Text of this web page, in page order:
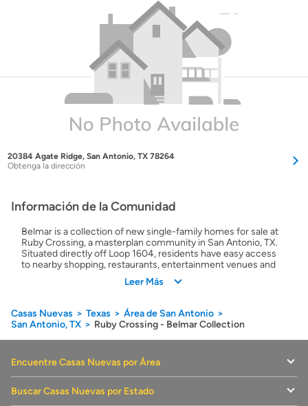
20384 Agate Ridge, San Antonio, TX 78264
Obtenga la dirección
Información de la Comunidad
Belmar is a collection of new single-family homes for sale at
Ruby Crossing, a masterplan community in San Antonio, TX.
Situated directly off Loop 1604, residents have easy access
to nearby shopping, restaurants, entertainment venues and
more. Plus, students in the community will attend schools in
the highly respected Southside ISD.
Leer Más
Casas Nuevas Texas
Área de San Antonio
San Antonio, TX
Ruby Crossing - Belmar Collection
Encuentre Casas Nuevas por Área
Buscar Casas Nuevas por Estado